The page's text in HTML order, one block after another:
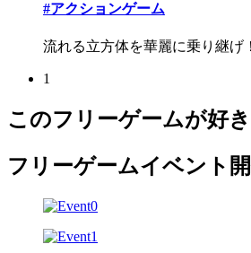
#アクションゲーム
流れる立方体を華麗に乗り継げ
1
このフリーゲームが好
フリーゲームイベント開